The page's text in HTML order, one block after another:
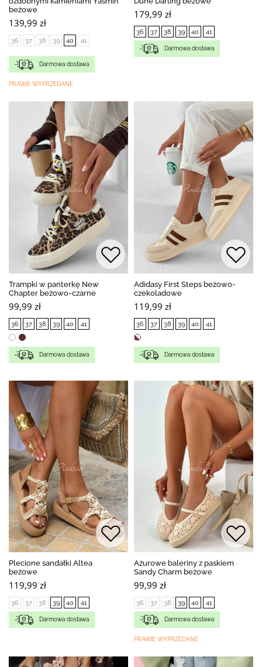
beżowe
139,99 zł
36 37 38 39 40 41
Darmowa dostawa
PRAWIE WYPRZEDANE
179,99 zł
36 37 38 39 40 41
Darmowa dostawa
Trampki w panterkę New
Chapter beżowo-czarne
99,99 zł
36 37 38 39 40 41
Darmowa dostawa
Adidasy First Steps beżowo-
czekoladowe
119,99 zł
36 37 38 39 40 41
Darmowa dostawa
Plecione sandałki Altea
beżowe
119,99 zł
36 37 38 39 40 41
Darmowa dostawa
Ażurowe baleriny z paskiem
Sandy Charm beżowe
99,99 zł
36 37 38 39 40 41
Darmowa dostawa
PRAWIE WYPRZEDANE